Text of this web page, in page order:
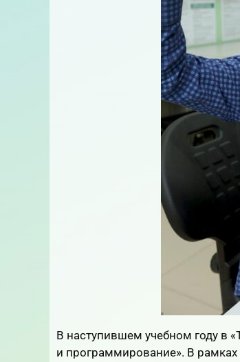
В наступившем учебном году в
и программирование». В рамках